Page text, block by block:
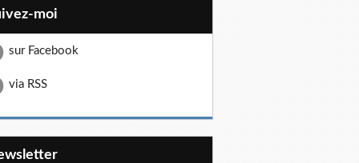
moi
sur Facebook
via RSS